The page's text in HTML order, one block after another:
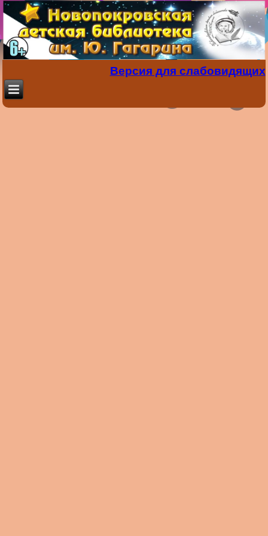
Версия для слабовидящих